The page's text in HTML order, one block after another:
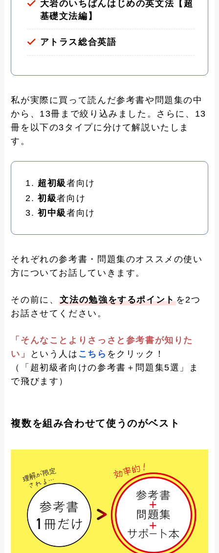
大岩のいちばんはじめの英文法【超
基礎文法編】
アトラス総合英語
私が実際に買って読んだ参考書や問題集の中
から、13冊まで絞り込みました。さらに、13
冊を以下の3タイプに分けて解説いたしま
す。
超初級 者向け
初級者向け
初中級 者向け
それぞれの参考書・問題集のオススメの使い
方についてお話していきます。
その前に、文法の勉強をするポイントを2つ
お話させてください。
「そんなことよりさっさと参考書が知りた
い」
という人は こちら をクリック！
（「超初級者向けの参考書＋問題集5選」ま
で飛びます）
複数を組み合わせて使うのがベスト